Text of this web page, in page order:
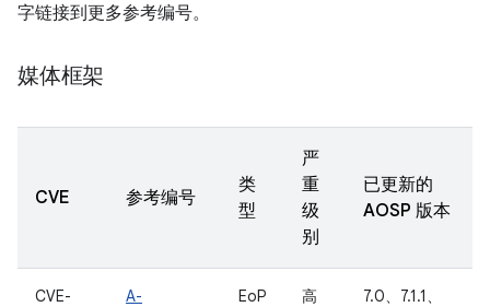
字链接到更多参考编号。
媒体框架
CVE 参考编号
类
型
严
重
级
别
已更新的
AOSP 版本
CVE-
A-
EoP 高
7.0、7.1.1、